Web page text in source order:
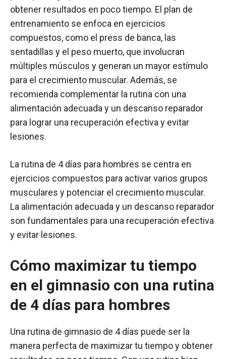
obtener resultados en poco tiempo. El plan de
entrenamiento se enfoca en ejercicios
compuestos, como el press de banca, las
sentadillas y el peso muerto, que involucran
múltiples músculos y generan un mayor estímulo
para el crecimiento muscular. Además, se
recomienda complementar la rutina con una
alimentación adecuada y un descanso reparador
para lograr una recuperación efectiva y evitar
lesiones.
La rutina de 4 días para hombres se centra en
ejercicios compuestos para activar varios grupos
musculares y potenciar el crecimiento muscular.
La alimentación adecuada y un descanso reparador
son fundamentales para una recuperación efectiva
y evitar lesiones.
Cómo maximizar tu tiempo
en el gimnasio con una rutina
de 4 días para hombres
Una rutina de gimnasio de 4 días puede ser la
manera perfecta de maximizar tu tiempo y obtener